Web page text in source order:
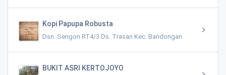
Kopi Papupa Robusta
Dsn. Sengon RT4/3 Ds. Trasan Kec. Bandongan
BUKIT ASRI KERTOJOYO